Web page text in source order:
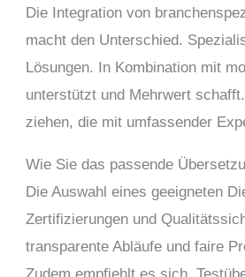
Die Integration von
macht den Unterschied.
Lösungen. In Kombination mit
unterstützt und Mehrwert
ziehen, die mit umfassender
Wie Sie das passende
Die Auswahl eines geeigneten
Zertifizierungen und
transparente Abläufe und faire